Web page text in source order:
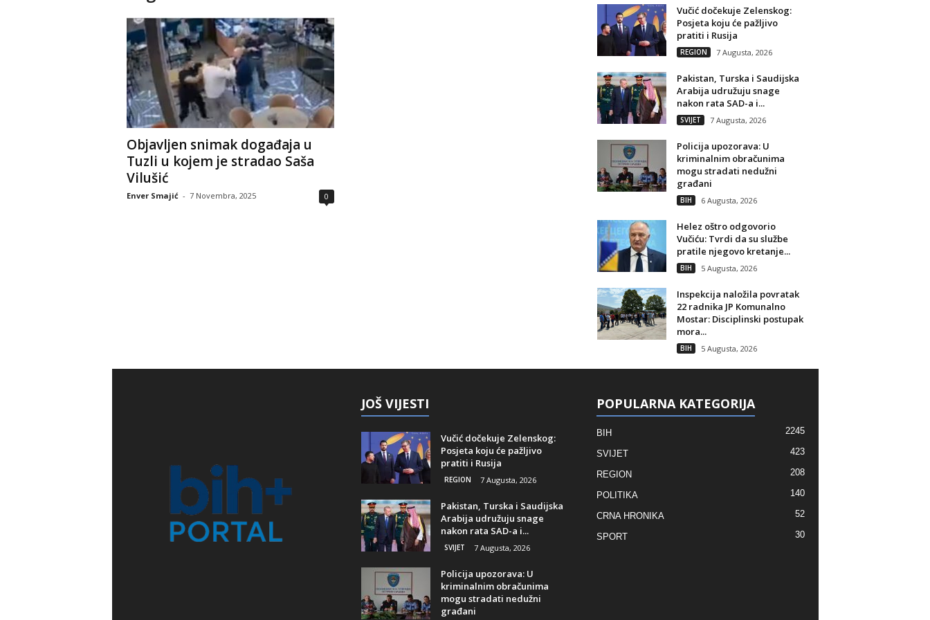
Objavljen snimak događaja u
Tuzli u kojem je stradao Saša
Vilušić
Enver Smajić - 7 Novembra, 2025 0
Vučić dočekuje Zelenskog:
Posjeta koju će pažljivo
pratiti i Rusija
REGION 7 Augusta, 2026
Pakistan, Turska i Saudijska
Arabija udružuju snage
nakon rata SAD-a i...
SVIJET 7 Augusta, 2026
Policija upozorava: U
kriminalnim obračunima
mogu stradati nedužni
građani
BIH 6 Augusta, 2026
Helez oštro odgovorio
Vučiću: Tvrdi da su službe
pratile njegovo kretanje...
BIH 5 Augusta, 2026
Inspekcija naložila povratak
22 radnika JP Komunalno
Mostar: Disciplinski postupak
mora...
BIH 5 Augusta, 2026
JOŠ VIJESTI
Vučić dočekuje Zelenskog:
Posjeta koju će pažljivo
pratiti i Rusija
REGION 7 Augusta, 2026
Pakistan, Turska i Saudijska
Arabija udružuju snage
nakon rata SAD-a i...
SVIJET 7 Augusta, 2026
Policija upozorava: U
kriminalnim obračunima
mogu stradati nedužni
građani
POPULARNA KATEGORIJA
BIH 2245
SVIJET 423
REGION 208
POLITIKA 140
CRNA HRONIKA 52
SPORT 30